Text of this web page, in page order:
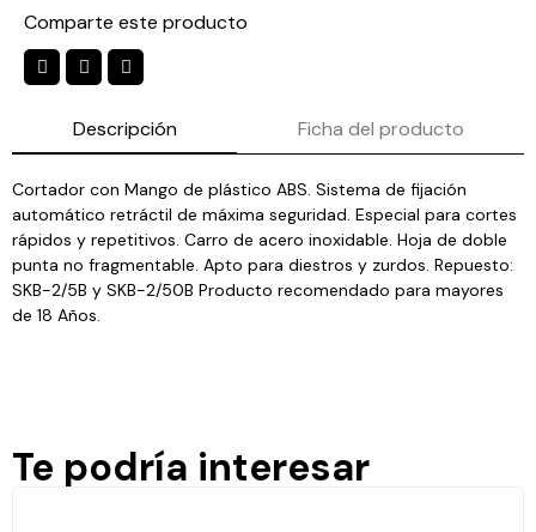
Comparte este producto
Descripción Ficha del producto
Cortador con Mango de plástico ABS. Sistema de fijación
automático retráctil de máxima seguridad. Especial para cortes
rápidos y repetitivos. Carro de acero inoxidable. Hoja de doble
punta no fragmentable. Apto para diestros y zurdos. Repuesto:
SKB-2/5B y SKB-2/50B Producto recomendado para mayores
de 18 Años.
Te podría interesar